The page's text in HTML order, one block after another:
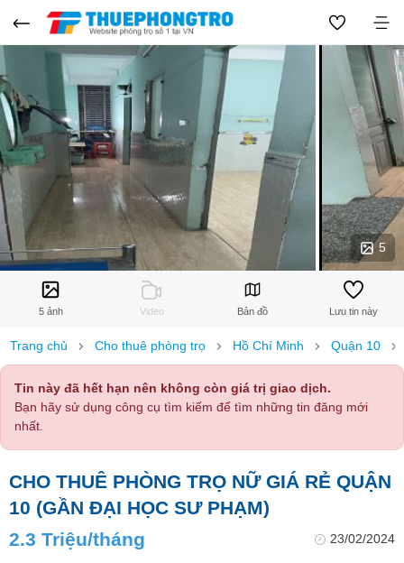
5
5 ảnh Video Bản đồ Lưu tin này
Trang chủ Cho thuê phòng trọ Hồ Chí Minh Quận 10
Tin này đã hết hạn nên không còn giá trị giao dịch.
Bạn hãy sử dụng công cụ tìm kiếm để tìm những tin đăng mới
nhất.
CHO THUÊ PHÒNG TRỌ NỮ GIÁ RẺ QUẬN
10 (GẦN ĐẠI HỌC SƯ PHẠM)
2.3 Triệu/tháng
23/02/2024